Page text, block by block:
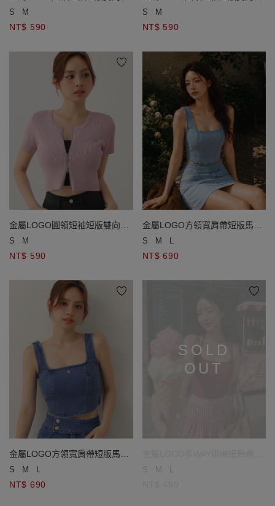
鍊開襟針織衫
S M
NT$ 590
鍊開襟針織衫
S M
NT$ 590
金屬LOGO圓領短袖短版雙向拉
鍊開襟針織衫
S M
NT$ 590
金屬LOGO方領寬肩帶短版馬甲
牛仔背心
S M L
NT$ 690
金屬LOGO方領寬肩帶短版馬甲
牛仔背心
S M L
NT$ 690
SOLD
OUT
紋短版BRA背心
S M L